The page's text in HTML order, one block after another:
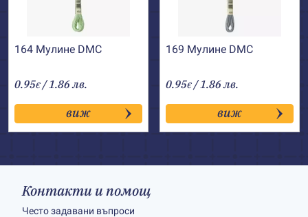
164 Мулине DMC
0.95€ / 1.86 лв.
виж
169 Мулине DMC
0.95€ / 1.86 лв.
виж
Контакти и помощ
Често задавани въпроси